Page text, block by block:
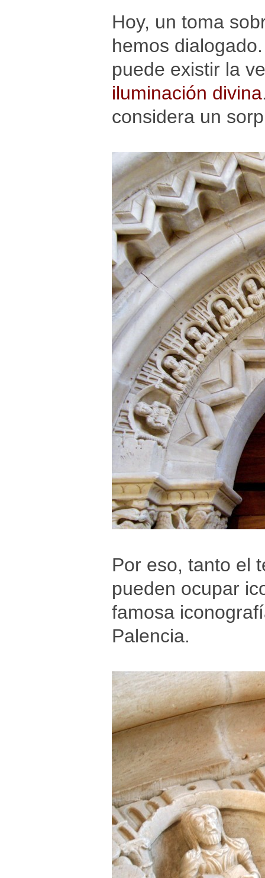
Hoy, un toma
hemos
puede existir la
iluminación divina
considera un
Por eso, tanto el
pueden ocupar
famosa
Palencia.